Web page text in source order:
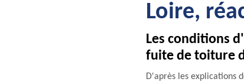
Loire,
Les conditions
fuite de toiture
D'après les explications